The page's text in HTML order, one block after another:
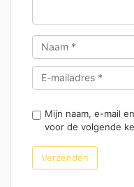
Mijn naam, e-mail
voor de volgende